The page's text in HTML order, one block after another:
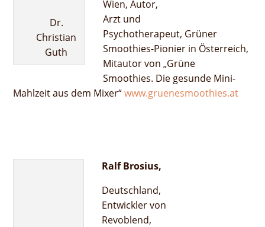
Dr.
Christian
Guth
Wien, Autor,
Arzt und
Psychotherapeut, Grüner
Smoothies-Pionier in Österreich,
Mitautor von „Grüne
Smoothies. Die gesunde Mini-
Mahlzeit aus dem Mixer“www.gruenesmoothies.at
Ralf Brosius,
Deutschland,
Entwickler von
Revoblend,